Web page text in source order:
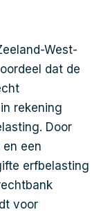
West-
dat de
rekening
Door
een
erfbelasting
voor